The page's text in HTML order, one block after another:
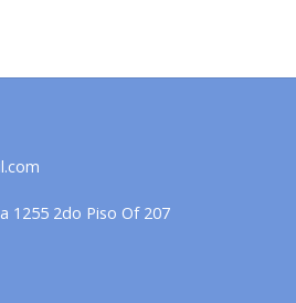
1255 2do Piso Of 207